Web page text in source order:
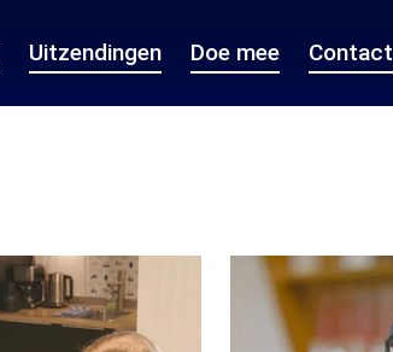
Uitzendingen Doe mee Contact